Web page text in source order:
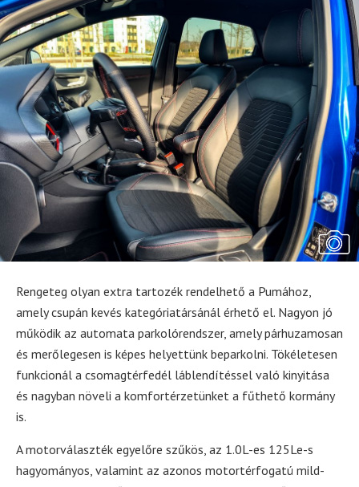
Rengeteg olyan extra tartozék rendelhető a Pumához,
amely csupán kevés kategóriatársánál érhető el. Nagyon jó
működik az automata parkolórendszer, amely párhuzamosan
és merőlegesen is képes helyettünk beparkolni. Tökéletesen
funkcionál a csomagtérfedél láblendítéssel való kinyitása
és nagyban növeli a komfortérzetünket a fűthető kormány
is.
A motorválaszték egyelőre szűkös, az 1.0L-es 125Le-s
hagyományos, valamint az azonos motortérfogatú mild-